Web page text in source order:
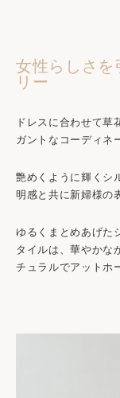
女性らしさを
リー
ドレスに合わせて草
ガントなコーディネ
艶めくように輝くシ
明感と共に新婦様の
ゆるくまとめあげた
タイルは、華やかな
チュラルでアットホ